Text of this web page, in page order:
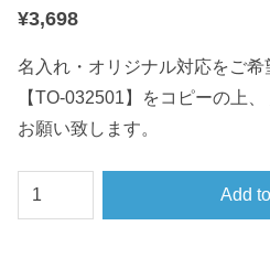
¥3,698
名入れ・オリジナル対応をご
【TO-032501】をコピーの上、
お願い致します。
柚
子
Add